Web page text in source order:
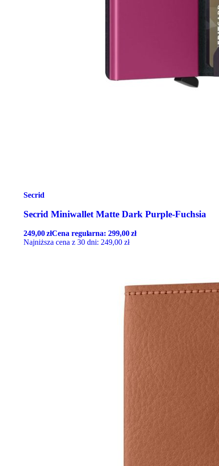
Secrid
Secrid Miniwallet Matte Dark Purple-Fuchsia
249,00złCena regularna:299,00zł
Najniższa cena z 30 dni: 249,00 zł